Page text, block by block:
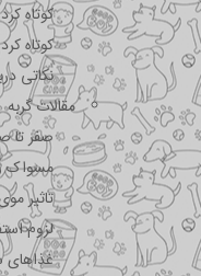
کوتاه
کوتاه
نکاتی
مقالات گربه
صفر تا
مسواک
تاثیر
لزوم
غذاهای